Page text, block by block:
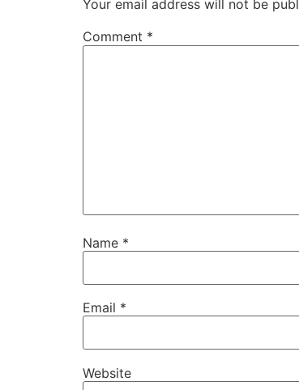
Your email address will not be
Comment *
Name *
Email *
Website